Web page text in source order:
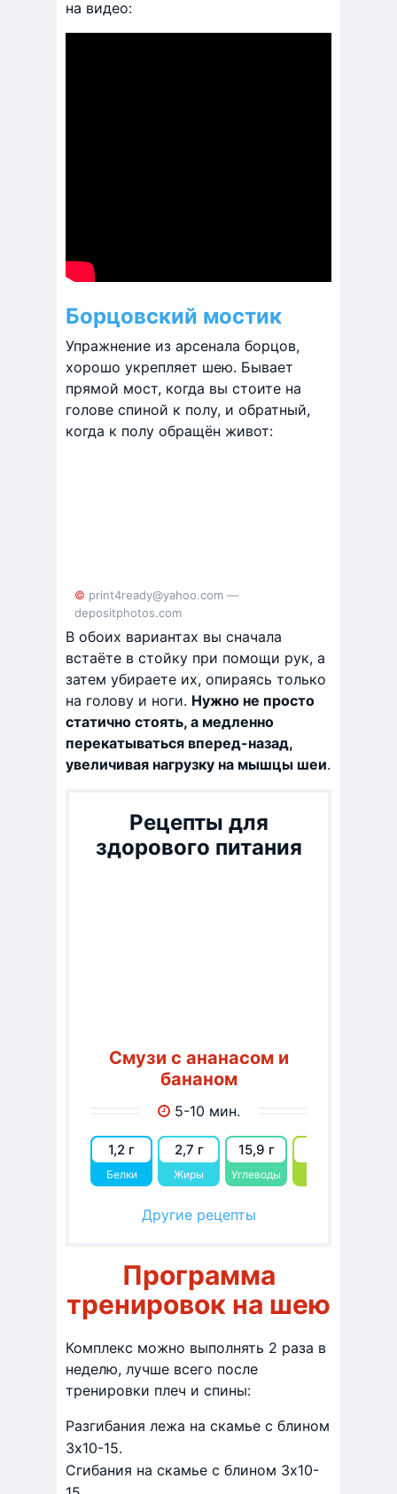
на видео:
Борцовский мостик
Упражнение из арсенала борцов,
хорошо укрепляет шею. Бывает
прямой мост, когда вы стоите на
голове спиной к полу, и обратный,
когда к полу обращён живот:
© print4ready@yahoo.com —
depositphotos.com
В обоих вариантах вы сначала
встаёте в стойку при помощи рук, а
затем убираете их, опираясь только
на голову и ноги. Нужно не просто
статично стоять, а медленно
перекатываться вперед-назад,
увеличивая нагрузку на мышцы шеи.
Рецепты для
здорового питания
Смузи с ананасом и
бананом
1,2 г
Белки
2,7 г
Жиры
15,9 г
Углеводы
5-10 мин.
Другие рецепты
Программа
тренировок на шею
Комплекс можно выполнять 2 раза в
неделю, лучше всего после
тренировки плеч и спины:
Разгибания лежа на скамье с блином
3х10-15.
Сгибания на скамье с блином 3х10-